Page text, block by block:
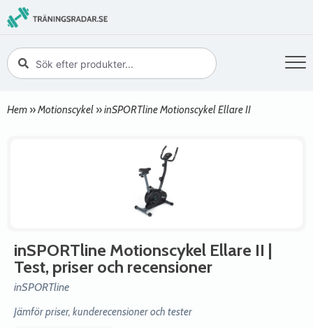
Hem »Motionscykel »inSPORTline Motionscykel Ellare II
inSPORTline Motionscykel Ellare II |
Test, priser och recensioner
inSPORTline
Jämför priser, kunderecensioner och tester